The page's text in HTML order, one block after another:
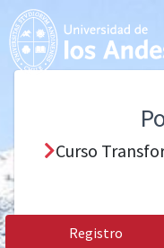
Curso
Registro